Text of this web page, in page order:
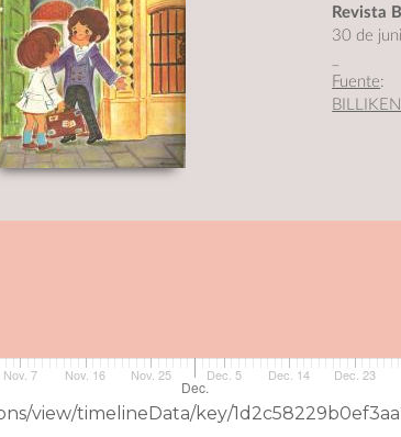
Revista
30 de
Fuente:
Dec.
Nov. 7 Nov. 16 Nov. 25 Dec. 5 Dec. 14 Dec. 23
view/timelineData/key/